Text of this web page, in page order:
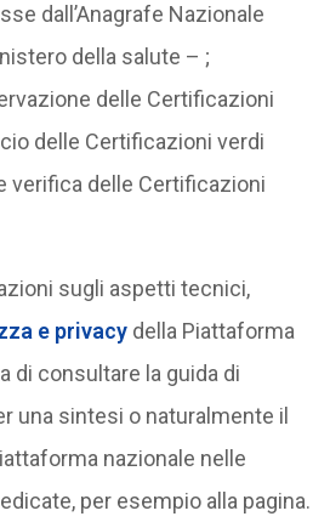
dall’Anagrafe Nazionale
della salute – ;
delle Certificazioni
delle Certificazioni verdi
verifica delle Certificazioni
sugli aspetti tecnici,
e privacydella Piattaforma
di consultare la guida di
una sintesi o naturalmente il
nazionale nelle
per esempio alla pagina.